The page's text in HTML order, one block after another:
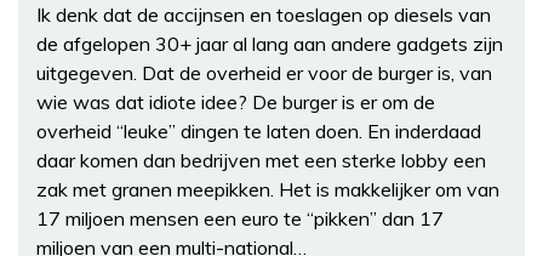
Ik denk dat de accijnsen en toeslagen op diesels van
de afgelopen 30+ jaar al lang aan andere gadgets zijn
uitgegeven. Dat de overheid er voor de burger is, van
wie was dat idiote idee? De burger is er om de
overheid “leuke” dingen te laten doen. En inderdaad
daar komen dan bedrijven met een sterke lobby een
zak met granen meepikken. Het is makkelijker om van
17 miljoen mensen een euro te “pikken” dan 17
miljoen van een multi-national…